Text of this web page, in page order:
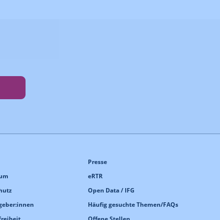
Presse
eRTR
Open Data / IFG
Häufig gesuchte Themen/FAQs